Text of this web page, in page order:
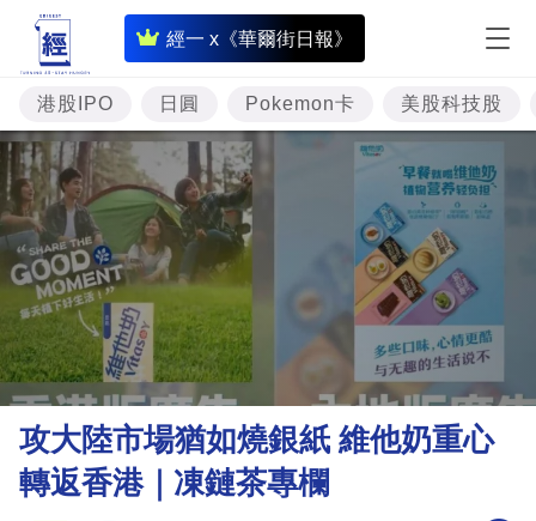
經一 x《華爾街日報》
即
時
財
經
專
題
投
資
樓
市
理
財
港股IPO 日圓 Pokemon卡 美股科技股
攻大陸市場猶如燒銀紙 維他奶重心
轉返香港｜凍鏈茶專欄